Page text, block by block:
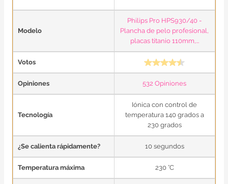
Modelo
Philips Pro HPS930/40 -
Plancha de pelo profesional,
placas titanio 110mm,...
Votos
Opiniones 532 Opiniones
Tecnología
Iónica con control de
temperatura 140 grados a
230 grados
¿Se calienta rápidamente? 10 segundos
Temperatura máxima 230 °C